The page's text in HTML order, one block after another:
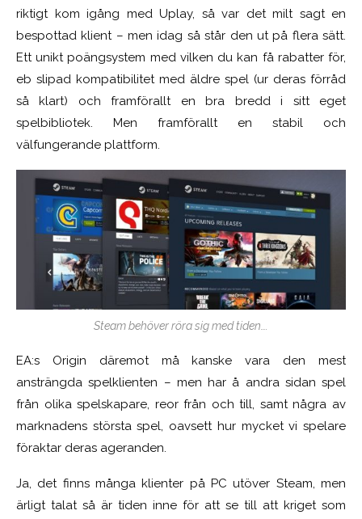
riktigt kom igång med Uplay, så var det milt sagt en
bespottad klient – men idag så står den ut på flera sätt.
Ett unikt poängsystem med vilken du kan få rabatter för,
eb slipad kompatibilitet med äldre spel (ur deras förråd
så klart) och framförallt en bra bredd i sitt eget
spelbibliotek. Men framförallt en stabil och
välfungerande plattform.
Steam behöver röra sig med tiden….
EA:s Origin däremot må kanske vara den mest
ansträngda spelklienten – men har å andra sidan spel
från olika spelskapare, reor från och till, samt några av
marknadens största spel, oavsett hur mycket vi spelare
föraktar deras ageranden.
Ja, det finns många klienter på PC utöver Steam, men
ärligt talat så är tiden inne för att se till att kriget som